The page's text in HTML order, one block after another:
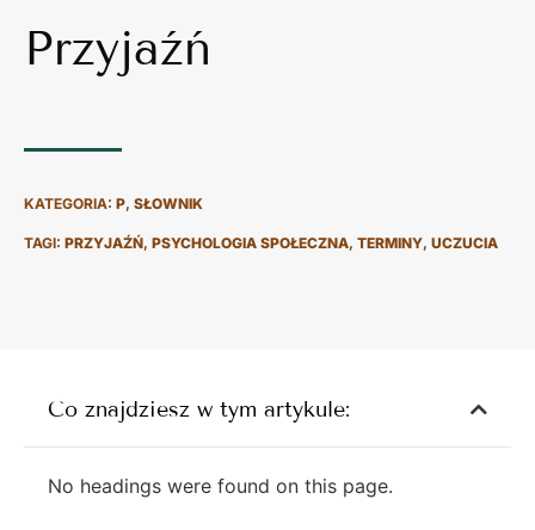
Przyjaźń
KATEGORIA: P, SŁOWNIK
TAGI: PRZYJAŹŃ, PSYCHOLOGIA SPOŁECZNA, TERMINY, UCZUCIA
Co znajdziesz w tym artykule:
No headings were found on this page.